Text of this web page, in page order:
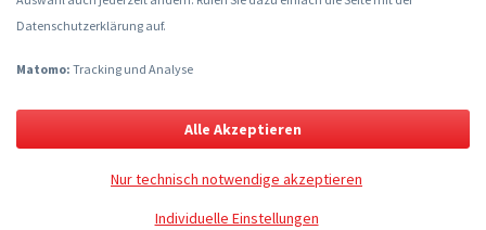
Datenschutzerklärung auf.
Matomo: Tracking und Analyse
Individuelle Einstellungen
Nur technisch notwendige akzeptieren
Alle Akzeptieren